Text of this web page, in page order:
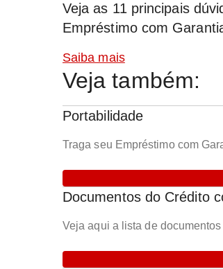
Veja as 11 principais
Empréstimo com
Saiba mais
Veja também:
Portabilidade
Traga seu Empréstimo com
Documentos do Crédito
Veja aqui a lista de